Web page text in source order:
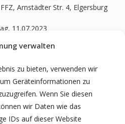
verwalten
zu bieten, verwenden wir
Geräteinformationen zu
Wenn Sie diesen
wir Daten wie das
IDs auf dieser Website
Arnstädter Str. 4, Elgersburg
11.07.2023
Arnstädter Str. 4, Elgersburg
13.07.2023
bei Antragstellung und
Arnstädter Str. 4, Elgersburg